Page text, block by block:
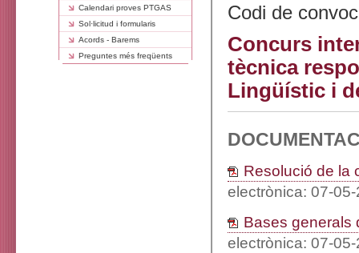
Calendari proves PTGAS
Sol·licitud i formularis
Acords - Barems
Preguntes més freqüents
Codi de
Concurs
tècnica
Lingüístic i
Resolució de la
electrònica: 07-
Bases generals
electrònica: 07-